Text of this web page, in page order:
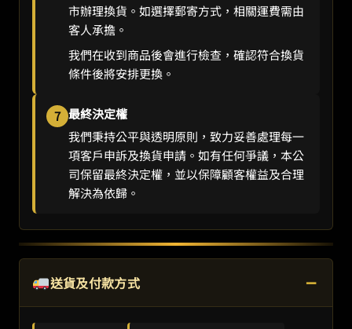
市辦理換貨。如選擇郵寄方式，相關運費需由
客人承擔。
我們在收到商品後會進行檢查，確認符合換貨
條件後將安排更換。
7 最終決定權
我們秉持公平與透明原則，致力妥善處理每一
項客戶申訴及換貨申請。如有任何爭議，本公
司保留最終決定權，並以保障顧客權益及合理
解決為依歸。
送貨及付款方式 −